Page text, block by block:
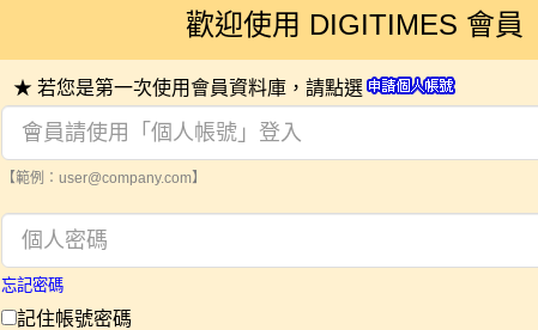
歡迎使用 DIGITIMES 會員
★ 若您是第一次使用會員資料庫，請點選
【範例：user@company.com】
忘記密碼
記住帳號密碼